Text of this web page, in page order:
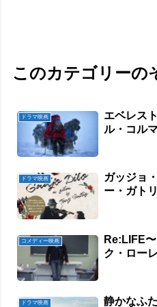
このカテゴリーの
ドラマ映画
エベレス
ル・コル
ドラマ映画
ガッジョ
ー・ガト
コメディー映画
Re:LIFE
ク・ロー
ドラマ映画 静かなふ